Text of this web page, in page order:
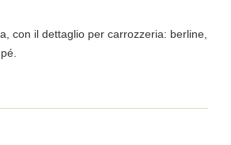
con il dettaglio per carrozzeria: berline,